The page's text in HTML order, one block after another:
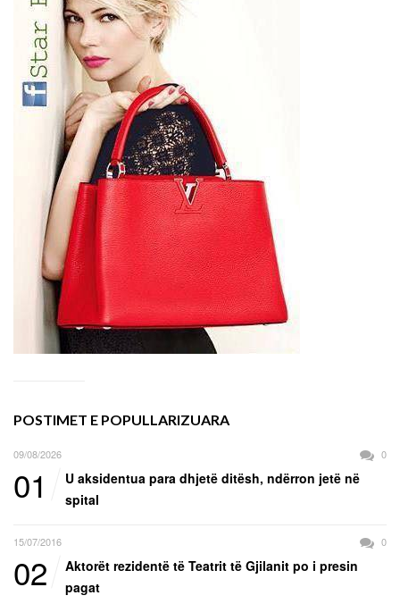
POSTIMET E POPULLARIZUARA
09/08/2026 0
01
U aksidentua para dhjetë ditësh, ndërron jetë në
spital
15/07/2016 0
02
Aktorët rezidentë të Teatrit të Gjilanit po i presin
pagat